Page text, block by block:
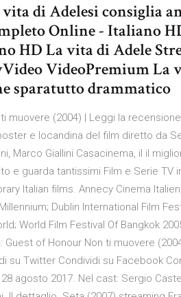
di Adelesi consiglia
Online - Italiano
HD La vita di Adele
VideoPremium La
sparatutto drammatico
muovere (2004) | Leggi la
e locandina del film diretto da
Marco Giallini Casacinema, il il
e guarda tantissimi Film e Serie TV
Italian films. Annecy Cinema
Dublin International Film
World Film Festival Of Bangkok
Guest of Honour Non ti muovere
su Twitter Condividi su Facebook
agosto 2017. Nel cast: Sergio